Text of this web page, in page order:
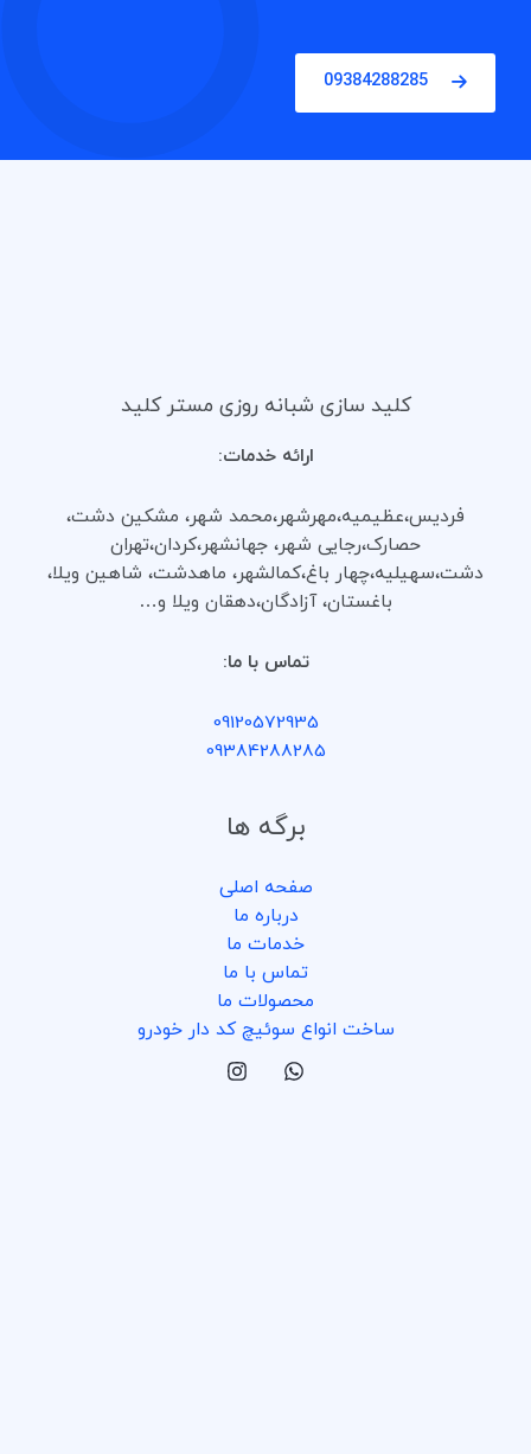
09384288285
کلید سازی شبانه روزی مستر کلید
ارائه خدمات:
فردیس،عظیمیه،مهرشهر،محمد شهر، مشکین دشت،
حصارک،رجایی شهر، جهانشهر،کردان،تهران
دشت،سهیلیه،چهار باغ،کمالشهر، ماهدشت، شاهین ویلا،
باغستان، آزادگان،دهقان ویلا و…
تماس با ما:
09120572935
09384288285
برگه ها
صفحه اصلی
درباره ما
خدمات ما
تماس با ما
محصولات ما
ساخت انواع سوئیچ کد دار خودرو